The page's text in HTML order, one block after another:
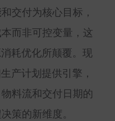
交付为核心目标，
而非可控变量，这
耗优化所颠覆。现
产计划提供引擎，
料流和交付日期的
策的新维度。